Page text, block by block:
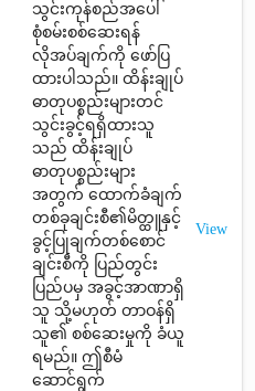
သွင်းကုန်စည်အပေါ်
စုံစမ်းစစ်ဆေးရန်
လိုအပ်ချက်ကို ဖော်ပြ
ထားပါသည်။ ထိန်းချုပ်
ဓာတုပစ္စည်းများတင်
သွင်းခွင့်ရရှိထားသူ
သည် ထိန်းချုပ်
ဓာတုပစ္စည်းများ
အတွက် ထောက်ခံချက်
တစ်ခုချင်းစီ၏မိတ္ထူနှင့်
ခွင့်ပြုချက်တစ်စောင်
ချင်းစီကို ပြည်တွင်း
ပြည်ပမှ အခွင့်အာဏာရှိ
သူ သို့မဟုတ် တာဝန်ရှိ
သူ၏ စစ်ဆေးမှုကို ခံယူ
ရမည်။ ဤစီမံ
ဆောင်ရွက်
View